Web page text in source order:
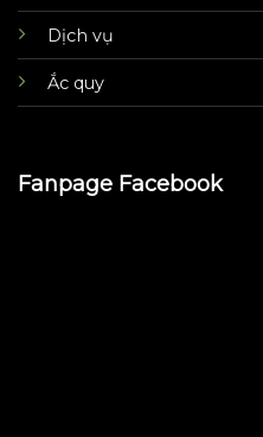
Dịch vụ
Ắc quy
Fanpage Facebook